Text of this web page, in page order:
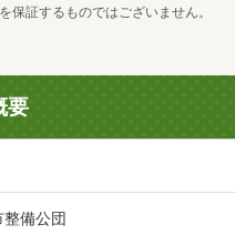
保証するものではございません。
要
備公団